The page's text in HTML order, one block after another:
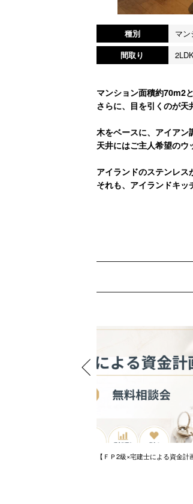
種別 マン
間取り
マンション面積約70m2
さらに、目を引くのが天
木をベースに、アイアン
天井にはご主人希望のウ
アイランドのステンレス
それも、アイランドキッ
【ＦＰ2級×宅建士による資金計